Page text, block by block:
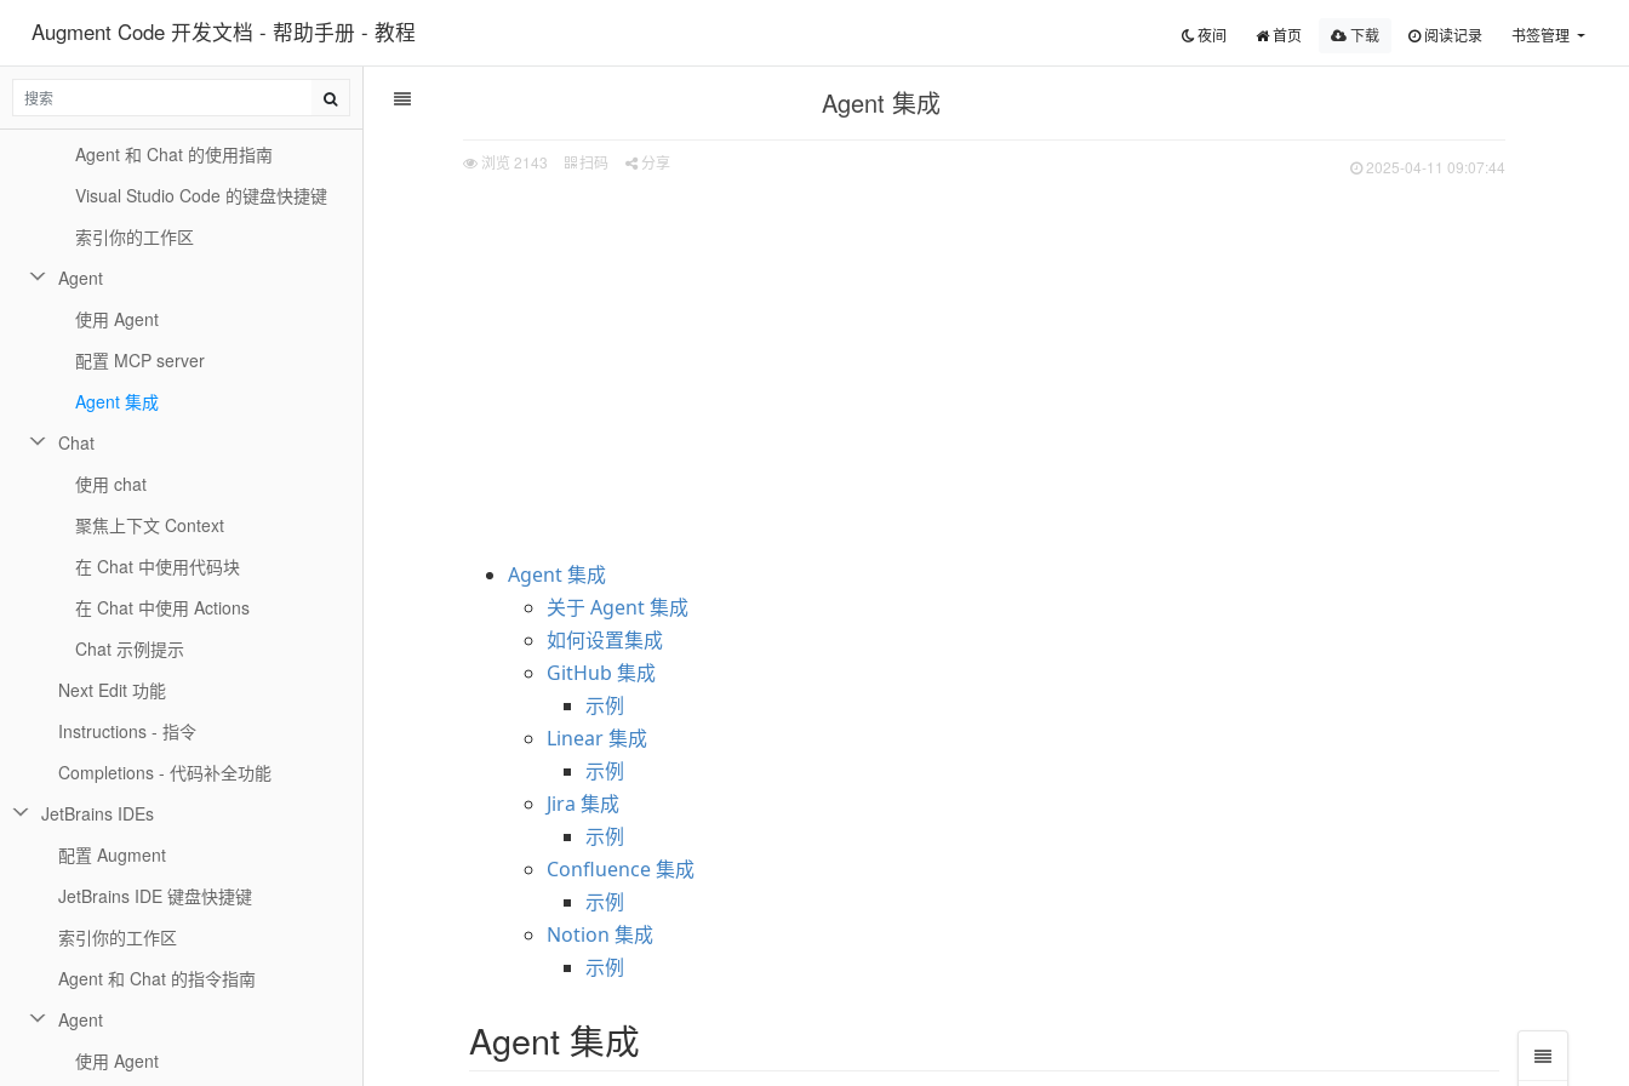
Augment Code 开发文档 - 帮助手册 - 教程 夜间 首页 下载 阅读记录 书签管理
Agent 集成
浏览 2143 扫码 分享 2025-04-11 09:07:44
Agent 集成
关于 Agent 集成
如何设置集成
GitHub 集成
示例
Linear 集成
示例
Jira 集成
示例
Confluence 集成
示例
Notion 集成
示例
Agent 集成
配置 Augment
在 Visual Studio Code 上安装 Augment
Agent 和 Chat 的使用指南
Visual Studio Code 的键盘快捷键
索引你的工作区
Agent
使用 Agent
配置 MCP server
Agent 集成
Chat
使用 chat
聚焦上下文 Context
在 Chat 中使用代码块
在 Chat 中使用 Actions
Chat 示例提示
Next Edit 功能
Instructions - 指令
Completions - 代码补全功能
JetBrains IDEs
配置 Augment
JetBrains IDE 键盘快捷键
索引你的工作区
Agent 和 Chat 的指令指南
Agent
使用 Agent